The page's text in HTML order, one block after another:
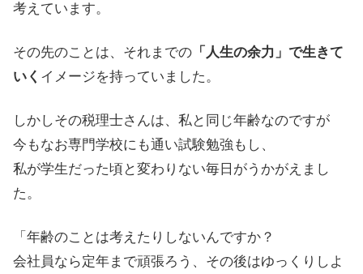
考えています。
その先のことは、それまでの 「人生の余力」で生きて
いく イメージを持っていました。
しかしその税理士さんは、私と同じ年齢なのですが
今もなお専門学校にも通い試験勉強もし、
私が学生だった頃と変わりない毎日がうかがえまし
た。
「年齢のことは考えたりしないんですか？
会社員なら定年まで頑張ろう、その後はゆっくりしよ